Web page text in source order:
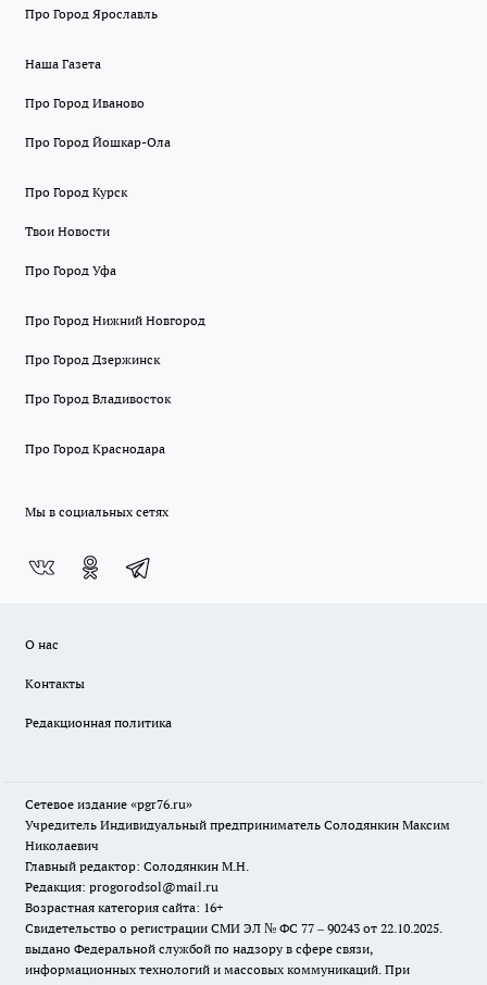
Про Город Ярославль
Наша Газета
Про Город Иваново
Про Город Йошкар-Ола
Про Город Курск
Твои Новости
Про Город Уфа
Про Город Нижний Новгород
Про Город Дзержинск
Про Город Владивосток
Про Город Краснодара
Мы в социальных сетях
О нас
Контакты
Редакционная политика
Сетевое издание «pgr76.ru»
Учредитель Индивидуальный предприниматель Солодянкин Максим
Николаевич
Главный редактор: Солодянкин М.Н.
Редакция: progorodsol@mail.ru
Возрастная категория сайта: 16+
Свидетельство о регистрации СМИ ЭЛ № ФС 77 – 90243 от 22.10.2025.
выдано Федеральной службой по надзору в сфере связи,
информационных технологий и массовых коммуникаций. При